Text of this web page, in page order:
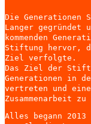
Die Generationen
Langer gegründet
kommenden
Stiftung hervor,
Ziel verfolgte.
Das Ziel der
Generationen in
vertreten und
Zusammenarbeit
Alles begann